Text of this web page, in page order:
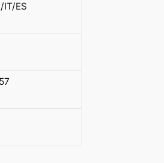
IT/ES